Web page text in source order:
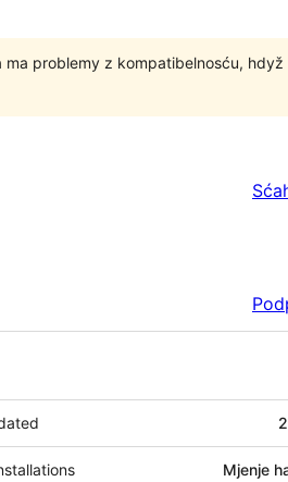
ma problemy z kompatibelnosću, hdyž
Mjenje